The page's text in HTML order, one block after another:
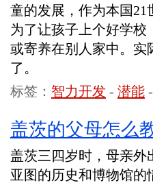
童的发展，作为本国
为了让孩子上个好学校
或寄养在别人家中。实
了。
标签： 智力开发 - 潜能 -
盖茨的父母怎么
盖茨三四岁时，母亲外
亚图的历史和博物馆